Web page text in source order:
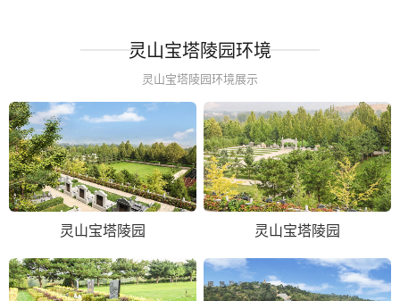
灵山宝塔陵园环境
灵山宝塔陵园环境展示
灵山宝塔陵园 灵山宝塔陵园